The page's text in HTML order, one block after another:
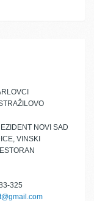
NOVI SAD
VINSKI
325